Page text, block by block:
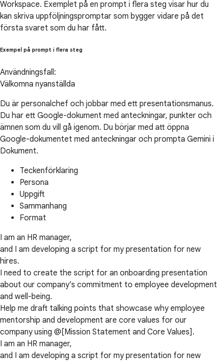
Workspace. Exemplet på en prompt i flera steg visar hur du
kan skriva uppföljningspromptar som bygger vidare på det
första svaret som du har fått.
Exempel på prompt i flera steg
Användningsfall:
Välkomna nyanställda
Du är personalchef och jobbar med ett presentationsmanus.
Du har ett Google-dokument med anteckningar, punkter och
ämnen som du vill gå igenom. Du börjar med att öppna
Google-dokumentet med anteckningar och prompta Gemini i
Dokument.
Teckenförklaring
Persona
Uppgift
Sammanhang
Format
I am an HR manager,
and I am developing a script for my presentation for new
hires.
I need to create the script for an onboarding presentation
about our company’s commitment to employee development
and well-being.
Help me draft talking points that showcase why employee
mentorship and development are core values for our
company using @[Mission Statement and Core Values].
I am an HR manager,
and I am developing a script for my presentation for new